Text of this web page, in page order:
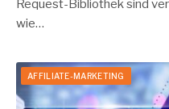
Request-Bibliothek sind
wie…
AFFILIATE-MARKETING